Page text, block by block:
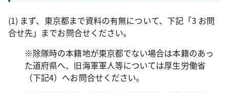
(1) まず、東京都まで資料の有無について、下記「3 お問
合せ先」までお問合せください。
※除隊時の本籍地が東京都でない場合は本籍のあっ
た道府県へ、旧海軍軍人等については厚生労働省
（下記4）へお問合せください。